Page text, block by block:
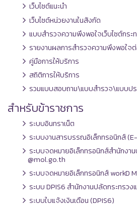
เว็บไซต์แนะนำ
เว็บไซต์หน่วยงานในสังกัด
แบบสำรวจความพึงพอใจเว็บไซต์กระ
รายงานผลการสำรวจความพึงพอใจต่
คู่มือการให้บริการ
สถิติการให้บริการ
รวมแบบสอบถาม\แบบสำรวจ\แบบปร
สำหรับข้าราชการ
ระบบอินทราเน็ต
ระบบงานสารบรรณอิเล็กทรอนิกส์
ระบบจดหมายอิเล็กทรอนิกส์สำนักงา
@mol.go.th
ระบบจดหมายอิเล็กทรอนิกส์ workD
ระบบ DPIS6 สำนักงานปลัดกระทรว
ระบบใบแจ้งเงินเดือน (DPIS6)